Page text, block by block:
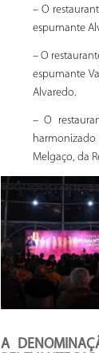
– O
espumante
– O
espumante
Alvaredo.
– O
Melgaço, da
A